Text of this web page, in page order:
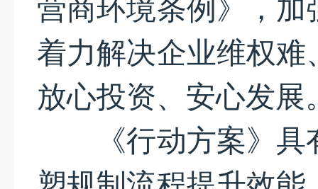
营商环境条例》，
着力解决企业维权
放心投资、安心发展
《行动方案》具